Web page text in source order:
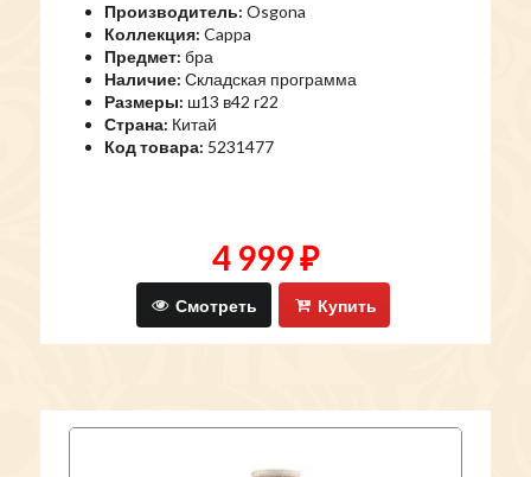
Производитель: Osgona
Коллекция: Cappa
Предмет: бра
Наличие: Складская программа
Размеры: ш13 в42 г22
Страна: Китай
Код товара: 5231477
4 999 ₽
Смотреть Купить